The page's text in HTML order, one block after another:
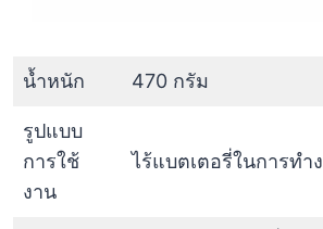
น้ำหนัก 470 กรัม
รูปแบบ
การใช้
งาน
ไร้แบตเตอรี่ในการทำ